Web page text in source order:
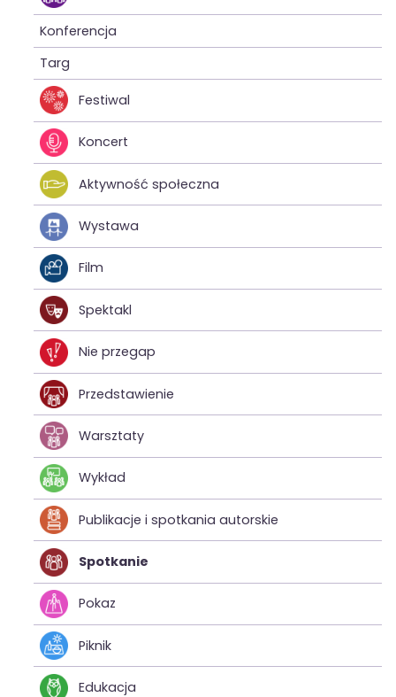
Konferencja
Targ
Festiwal
Koncert
Aktywność społeczna
Wystawa
Film
Spektakl
Nie przegap
Przedstawienie
Warsztaty
Wykład
Publikacje i spotkania autorskie
Spotkanie
Pokaz
Piknik
Edukacja